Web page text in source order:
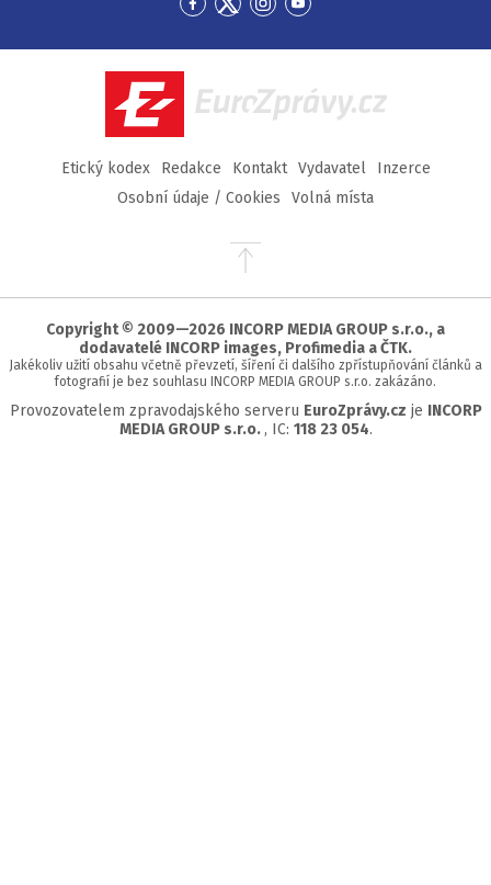
Přejít
Facebook
Přejít
Twitter
Přejít
Instagram
Přejít
YouTube
EuroZprávy.cz
Etický kodex Redakce Kontakt Vydavatel
Inzerce
Osobní údaje / Cookies
Volná místa
Přejít
stránky
Copyright © 2009—2026 INCORP MEDIA GROUP s.r.o., a
dodavatelé INCORP images, Profimedia a ČTK.
Jakékoliv užití obsahu včetně převzetí, šíření či dalšího zpřístupňování článků a
fotografií je bez souhlasu INCORP MEDIA GROUP s.r.o. zakázáno.
Provozovatelem zpravodajského serveru EuroZprávy.cz je INCORP
MEDIA GROUP s.r.o. , IC: 118 23 054.